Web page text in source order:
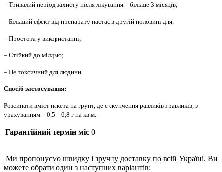
– Тривалий період захисту після лікування – більше 3 місяців;
– Більший ефект від препарату настає в другій половині дня;
– Простота у використанні;
– Стійкий до мілдью;
– Не токсичний для людини.
Спосіб застосування:
Розсипати вміст пакета на грунт, де є скупчення равликів і равликів, з
урахуванням – 0,5 – 0,8 г на кв.м.
Гарантійний термін міс 0
Ми пропонуємо швидку і зручну доставку по всій Україні. Ви
можете обрати один з наступних варіантів: